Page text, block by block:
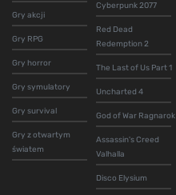
Gry akcji
Gry RPG
Gry horror
Gry symulatory
Gry survival
Gry z otwartym
światem
Cyberpunk 2077
Red Dead
Redemption 2
The Last of Us Part 1
Uncharted 4
God of War Ragnarok
Assassin's Creed
Valhalla
Disco Elysium